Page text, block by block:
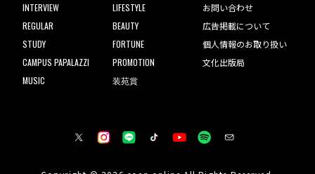
INTERVIEW
REGULAR
STUDY
CAMPUS PAPALAZZI
MUSIC
LIFESTYLE
BEAUTY
FORTUNE
PROMOTION
装苑賞
お問い合わせ
広告掲載について
個人情報のお取り扱い
文化出版局